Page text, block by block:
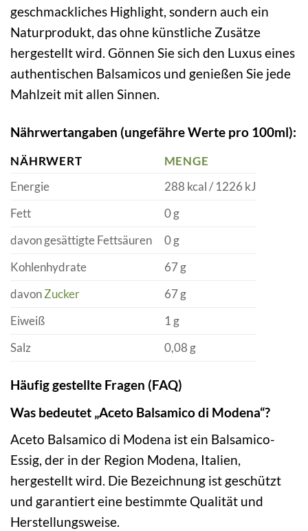
geschmackliches Highlight, sondern auch ein
Naturprodukt, das ohne künstliche Zusätze
hergestellt wird. Gönnen Sie sich den Luxus eines
authentischen Balsamicos und genießen Sie jede
Mahlzeit mit allen Sinnen.
Nährwertangaben (ungefähre Werte pro 100ml):
NÄHRWERT
MENGE
Energie
288 kcal / 1226 kJ
Fett
0 g
davon gesättigte Fettsäuren
0 g
Kohlenhydrate
67 g
davonZucker
67 g
Eiweiß
1 g
Salz
0,08 g
Häufig gestellte Fragen (FAQ)
Was bedeutet „Aceto Balsamico di Modena“?
Aceto Balsamico di Modena ist ein Balsamico-
Essig, der in der Region Modena, Italien,
hergestellt wird. Die Bezeichnung ist geschützt
und garantiert eine bestimmte Qualität und
Herstellungsweise.